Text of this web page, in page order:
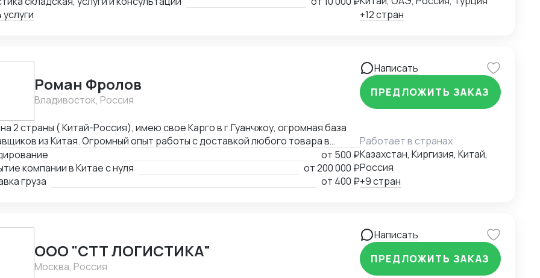
+12 стран
Роман Фролов
Владивосток, Россия
2 страны ( Китай-Россия), имею свое Карго в г.Гуанчжоу, огромная база
из Китая. Огромный опыт работы с доставкой любого товара в
Средней Азии. Поиск, выкуп, валюта, обмен, инспекция.
от 500 ₽
компании в Китае с нуля
от200 000 ₽
груза
от 400 ₽
Написать
ПРЕДЛОЖИТЬ ЗАКАЗ
Работает в странах
Казахстан, Киргизия, Китай,
Россия
+9 стран
ООО "СТТ ЛОГИСТИКА"
Москва, Россия
Написать
ПРЕДЛОЖИТЬ ЗАКАЗ